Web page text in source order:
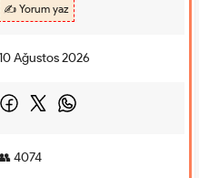
✍️ Yorum yaz
Ağustos 2026
4074